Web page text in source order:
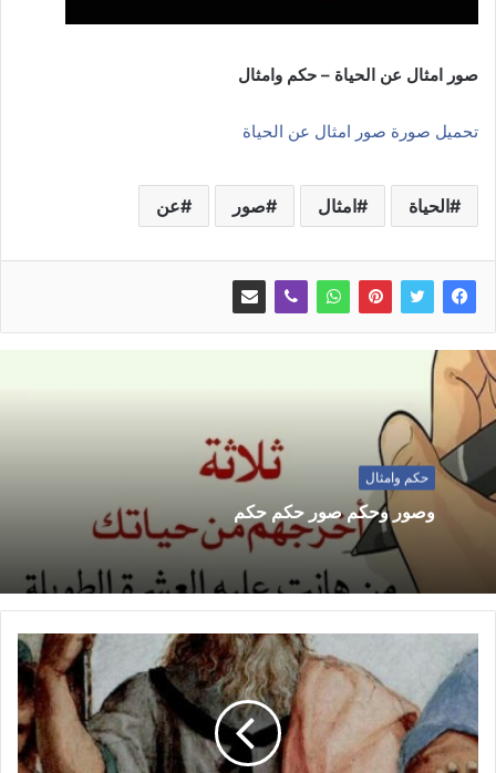
صور امثال عن الحياة – حكم وامثال
تحميل صورة صور امثال عن الحياة
الحياة امثال صور عن
حكم وامثال
وصور وحكم صور حكم حكم